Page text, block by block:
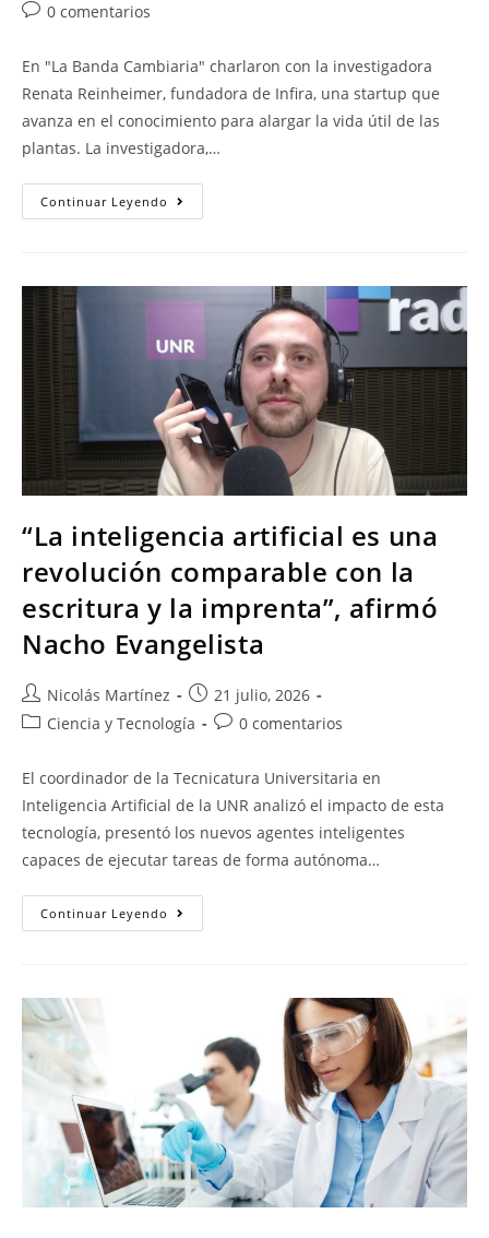
0 comentarios
En "La Banda Cambiaria" charlaron con la investigadora
Renata Reinheimer, fundadora de Infira, una startup que
avanza en el conocimiento para alargar la vida útil de las
plantas. La investigadora,…
Continuar Leyendo
“La inteligencia artificial es una
revolución comparable con la
escritura y la imprenta”, afirmó
Nacho Evangelista
Nicolás Martínez
21 julio, 2026
Ciencia y Tecnología
0 comentarios
El coordinador de la Tecnicatura Universitaria en
Inteligencia Artificial de la UNR analizó el impacto de esta
tecnología, presentó los nuevos agentes inteligentes
capaces de ejecutar tareas de forma autónoma…
Continuar Leyendo